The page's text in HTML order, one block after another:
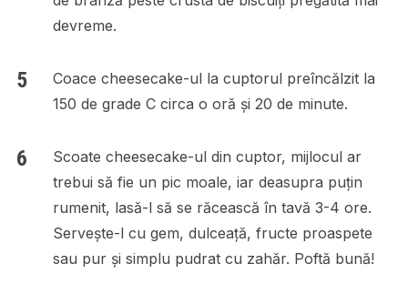
devreme.
Coace cheesecake-ul la cuptorul preîncălzit la
150 de grade C circa o oră și 20 de minute.
Scoate cheesecake-ul din cuptor, mijlocul ar
trebui să fie un pic moale, iar deasupra puțin
rumenit, lasă-l să se răcească în tavă 3-4 ore.
Servește-l cu gem, dulceață, fructe proaspete
sau pur și simplu pudrat cu zahăr. Poftă bună!